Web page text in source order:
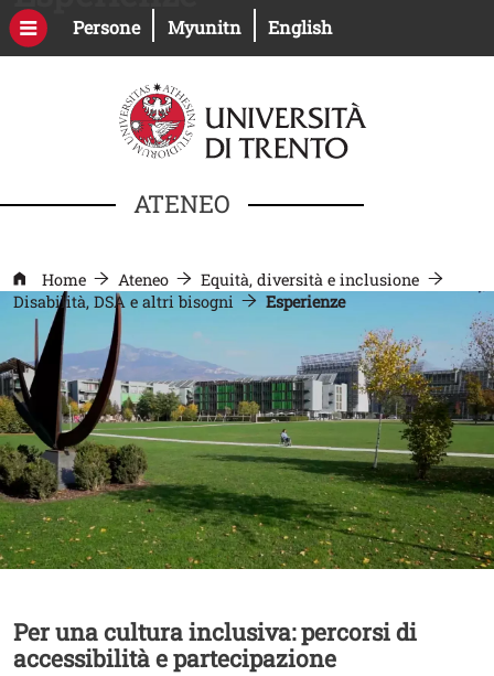
Salta al contenuto principale
PersoneApri il link in una nuova finestra
MyunitnApri il link in una nuova
English
ATENEO
Home Ateneo
Equità, diversità e inclusione
Disabilità, DSA e altri bisogni
Esperienze
Per una cultura inclusiva: percorsi di
accessibilità e partecipazione